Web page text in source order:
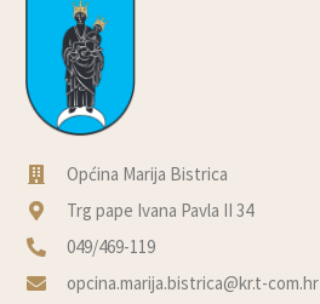
Općina Marija Bistrica
Trg pape Ivana Pavla II 34
049/469-119
opcina.marija.bistrica@kr.t-com.hr